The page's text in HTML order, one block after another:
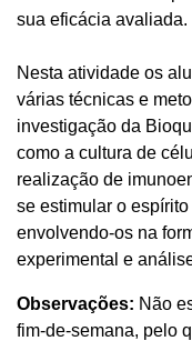
sua eficácia avaliada.
Nesta atividade os
várias técnicas e
investigação da
como a cultura de
realização de
se estimular o
envolvendo-os na
experimental e
Observações: Não
fim-de-semana, pelo